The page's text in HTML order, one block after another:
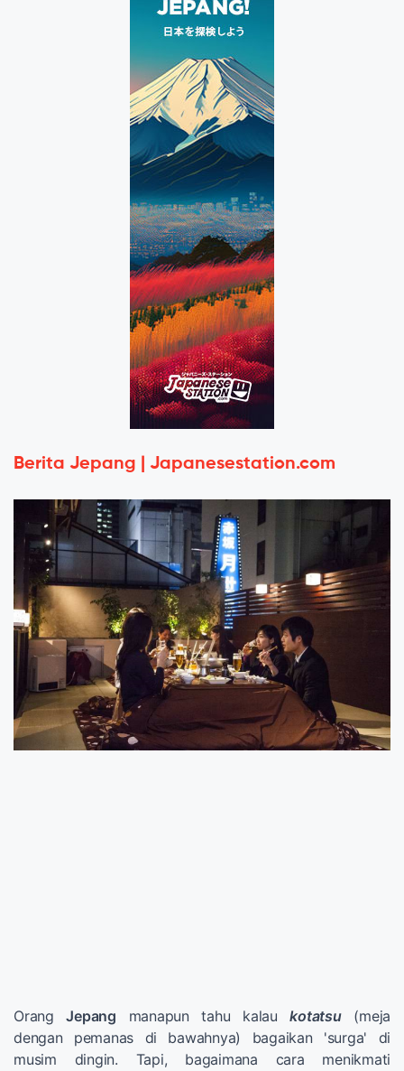
Berita Jepang | Japanesestation.com
OrangJepang manapun tahu kalaukotatsu(meja
dengan pemanas di bawahnya) bagaikan 'surga' di
musim dingin. Tapi, bagaimana cara menikmati